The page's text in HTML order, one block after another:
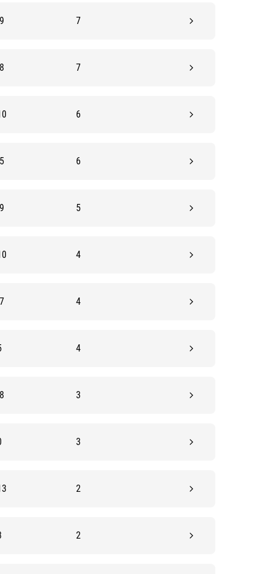
9 7
8 7
6
5 6
9 5
4
7 4
4
8 3
3
2
2